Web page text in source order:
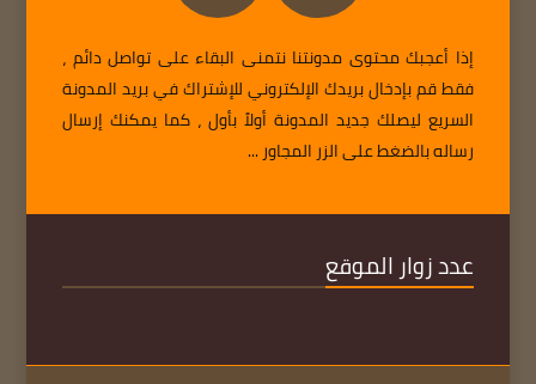
إذا أعجبك محتوى مدونتنا نتمنى البقاء على تواصل دائم ،
فقط قم بإدخال بريدك الإلكتروني للإشتراك في بريد المدونة
السريع ليصلك جديد المدونة أولاً بأول ، كما يمكنك إرسال
رساله بالضغط على الزر المجاور ...
عدد زوار الموقع